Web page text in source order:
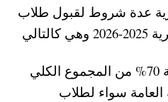
عدة شروط لقبول طلاب
– حصول التلميذ على نسبة 70% من المجموع الكلي
العامة سواء لطلاب